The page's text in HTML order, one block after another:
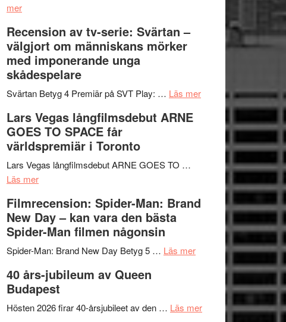
en
storform
merom
börjar
valet
synas
i
tv4
Vem
kan
styra
Mauri?
Recension av tv-serie: Svärtan –
välgjort om människans mörker
med imponerande unga
skådespelare
Svärtan Betyg 4 Premiär på SVT Play: … Läs merom
Recension
Svärtan
välgjort
människans
mörker
imponerande
skådespelare
Lars Vegas långfilmsdebut ARNE
GOES TO SPACE får
världspremiär i Toronto
Lars Vegas långfilmsdebut ARNE GOES TO …
Läs merom
Vegas
långfilmsdebut
ARNE
GOES
SPACE
får
världspremiär
Filmrecension: Spider-Man: Brand
New Day – kan vara den bästa
Spider-Man filmen någonsin
Spider-Man: Brand New Day Betyg 5 … Läs merom
Filmrecension:
Brand
40 års-jubileum av Queen
Budapest
Hösten 2026 firar 40-årsjubileet av den … Läs merom